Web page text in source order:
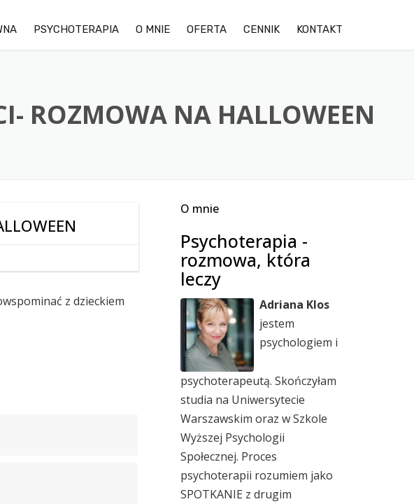
PSYCHOTERAPIA O MNIE OFERTA
TERAPIA DDA/DDD
TERAPIA PAR
CENNIK KONTAKT
ROZMOWA NA HALLOWEEN
z dzieckiem
O mnie
Psychoterapia -
rozmowa, która
leczy
Adriana Klos
jestem
psychologiem i
psychoterapeutą. Skończyłam
studia na Uniwersytecie
Warszawskim oraz w Szkole
Wyższej Psychologii
Społecznej. Proces
psychoterapii rozumiem jako
SPOTKANIE z drugim